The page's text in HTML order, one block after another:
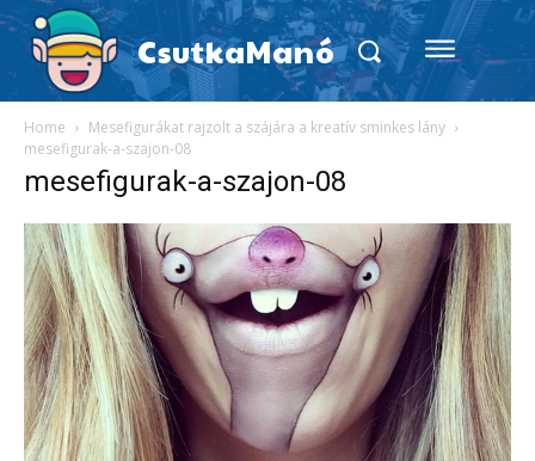
CsutkaManó
Home
Mesefigurákat rajzolt a szájára a kreatív sminkes lány
mesefigurak-a-szajon-08
mesefigurak-a-szajon-08